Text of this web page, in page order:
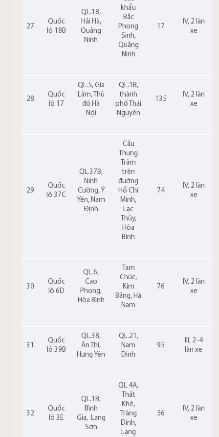
27.
Quốc
lộ 18B
QL.18,
Hải Hà,
Quảng
Ninh
khẩu
Bắc
Phong
Sinh,
Quảng
Ninh
17
IV, 2 làn
xe
28.
Quốc
lộ 17
QL.5, Gia
Lâm, Thủ
đô Hà
Nội
QL.1B,
thành
phố Thái
Nguyên
135
IV, 2 làn
xe
29.
Quốc
lộ 37C
QL.37B,
Ninh
Cường, Ý
Yên, Nam
Định
Cầu
Thung
Trâm
trên
đường
Hồ Chí
Minh,
Lạc
Thủy,
Hòa
Bình
74
IV, 2 làn
xe
30.
Quốc
lộ 6D
QL.6,
Cao
Phong,
Hòa Bình
Tam
Chúc,
Kim
Bảng, Hà
Nam
76
IV, 2 làn
xe
31.
Quốc
lộ 39B
QL.38,
Ân Thi,
Hưng Yên
QL.21,
Nam
Định
95
III, 2-4
làn xe
32.
Quốc
lộ 3E
QL.1B,
Bình
Gia, Lạng
Sơn
QL.4A,
Thất
Khê,
Tràng
Định,
Lạng
56
IV, 2 làn
xe